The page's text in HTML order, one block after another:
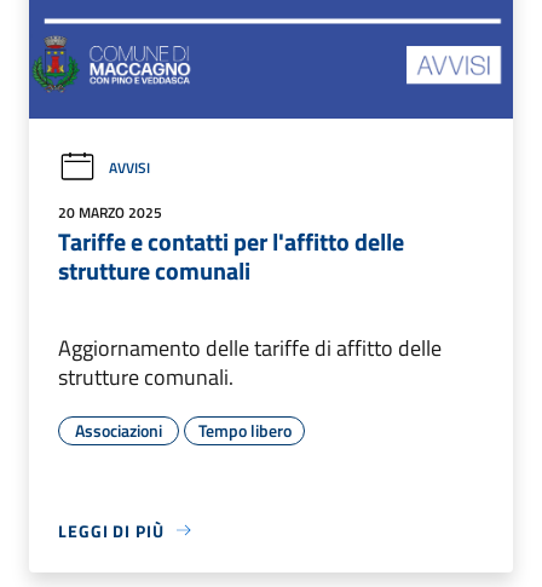
AVVISI
20 MARZO 2025
Tariffe e contatti per l'affitto delle
strutture comunali
Aggiornamento delle tariffe di affitto delle
strutture comunali.
Associazioni Tempo libero
LEGGI DI PIÙ